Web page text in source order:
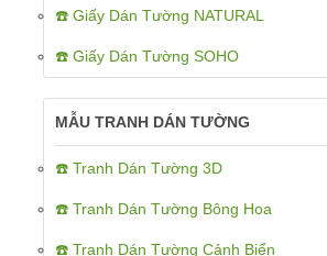
☎️ Giấy Dán Tường NATURAL
☎️ Giấy Dán Tường SOHO
MẪU TRANH DÁN TƯỜNG
☎️ Tranh Dán Tường 3D
☎️ Tranh Dán Tường Bông Hoa
☎️ Tranh Dán Tường Cảnh Biển